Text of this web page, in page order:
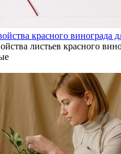
красного винограда
листьев красного